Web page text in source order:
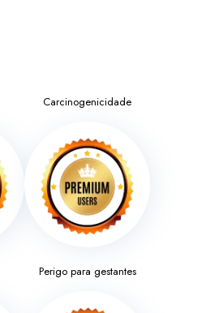
Carcinogenicidade
Perigo para gestantes